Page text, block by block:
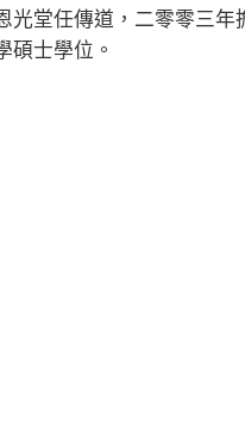
堂任傳道，二零零三年
碩士學位。